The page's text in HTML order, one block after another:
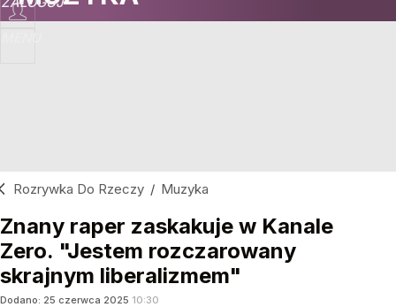
Rozrywka Do Rzeczy / Muzyka
Znany raper zaskakuje w Kanale
Zero. "Jestem rozczarowany
skrajnym liberalizmem"
Dodano: 25 czerwca 2025 10:30